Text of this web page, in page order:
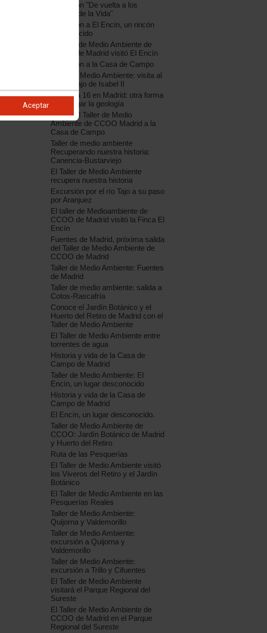
Aceptar
conocer
ciudad de
carretera
los
Excursión "De vuelta a los
Frentes de la Vida"
Excursión a El Encín, un rincón
desconocido
El Taller de Medio Ambiente de
CCOO de Madrid visitó El Encín
Excursión a la Casa de Campo
Taller de Medio Ambiente: visita al
Canal Bajo de Isabel II
Geolodía 16 en Madrid: otra forma
de divulgar la geología
Visita del Taller de Medio
Ambiente de CCOO Madrid a la
Casa de Campo
Taller de medio ambiente
Recuperando nuestra historia:
Canencia-Bustarviejo
El Taller de Medio Ambiente
recupera nuestra historia
Excursión por el río Tajo a su paso
por Aranjuez
El taller de Medioambiente de
CCOO de Madrid visitó la Finca El
Encín
Fuentes de Madrid, próxima salida
del Taller de Medio Ambiente de
CCOO de Madrid
Taller de Medio Ambiente: Fuentes
de Madrid
Taller de medio ambiente: salida a
Cotos-Rascafría
Conoce el Jardín Botánico y el
Huerto del Retiro de Madrid con el
Taller de Medio Ambiente
El Taller de Medio Ambiente entre
torrentes de agua
Historia y vida de la Casa de
Campo de Madrid
Taller de Medio Ambiente: El
Encín, un lugar desconocido
Historia y vida de la Casa de
Campo de Madrid
El Encín, un lugar desconocido.
Taller de Medio Ambiente de
CCOO: Jardín Botánico de Madrid
y Huerto del Retiro
Ruta de las Pesquerías
El Taller de Medio Ambiente visitó
los Viveros del Retiro y el Jardín
Botánico
El Taller de Medio Ambiente en las
Pesquerías Reales
Taller de Medio Ambiente:
Quijorna y Valdemorillo
Taller de Medio Ambiente:
excursión a Quijorna y
Valdemorillo
Taller de Medio Ambiente:
excursión a Trillo y Cifuentes
El Taller de Medio Ambiente
visitará el Parque Regional del
Sureste
El Taller de Medio Ambiente de
CCOO de Madrid en el Parque
Regional del Sureste